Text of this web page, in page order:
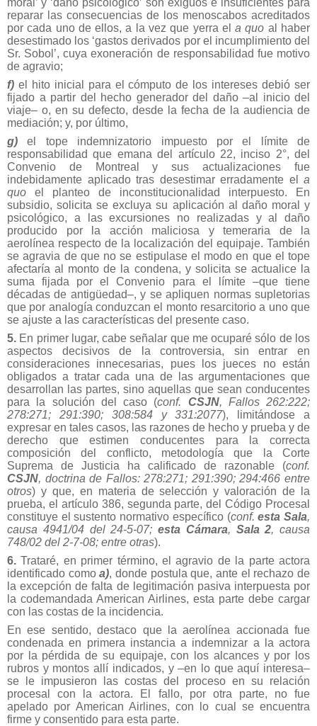
reparar las consecuencias de los menoscabos acreditados
por cada uno de ellos, a la vez que yerra ela quo al haber
desestimado los ‘gastos derivados por el incumplimiento del
Sr. Sobol’, cuya exoneración de responsabilidad fue motivo
de agravio;
f) el hito inicial para el cómputo de los intereses debió ser
fijado a partir del hecho generador del daño –al inicio del
viaje– o, en su defecto, desde la fecha de la audiencia de
mediación; y, por último,
g)el tope indemnizatorio impuesto por el límite de
responsabilidad que emana del artículo 22, inciso 2°, del
Convenio de Montreal y sus actualizaciones fue
indebidamente aplicado tras desestimar erradamente el a
quo el planteo de inconstitucionalidad interpuesto. En
subsidio, solicita se excluya su aplicación al daño moral y
psicológico, a las excursiones no realizadas y al daño
producido por la acción maliciosa y temeraria de la
aerolínea respecto de la localización del equipaje. También
se agravia de que no se estipulase el modo en que el tope
afectaría al monto de la condena, y solicita se actualice la
suma fijada por el Convenio para el límite –que tiene
décadas de antigüedad–, y se apliquen normas supletorias
que por analogía conduzcan el monto resarcitorio a uno que
se ajuste a las características del presente caso.
5. En primer lugar, cabe señalar que me ocuparé sólo de los
aspectos decisivos de la controversia, sin entrar en
consideraciones innecesarias, pues los jueces no están
obligados a tratar cada una de las argumentaciones que
desarrollan las partes, sino aquellas que sean conducentes
para la solución del caso (conf. CSJN, Fallos 262:222;
278:271; 291:390; 308:584 y 331:2077), limitándose a
expresar en tales casos, las razones de hecho y prueba y de
derecho que estimen conducentes para la correcta
composición del conflicto, metodología que la Corte
Suprema de Justicia ha calificado de razonable (conf.
CSJN, doctrina de Fallos: 278:271; 291:390; 294:466 entre
otros) y que, en materia de selección y valoración de la
prueba, el artículo 386, segunda parte, del Código Procesal
constituye el sustento normativo específico (conf.esta Sala,
causa 4941/04 del 24-5-07; esta Cámara, Sala 2, causa
748/02 del 2-7-08; entre otras).
6.Trataré, en primer término, el agravio de la parte actora
identificado comoa), donde postula que, ante el rechazo de
la excepción de falta de legitimación pasiva interpuesta por
la codemandada American Airlines, esta parte debe cargar
con las costas de la incidencia.
En ese sentido, destaco que la aerolínea accionada fue
condenada en primera instancia a indemnizar a la actora
por la pérdida de su equipaje, con los alcances y por los
rubros y montos allí indicados, y –en lo que aquí interesa–
se le impusieron las costas del proceso en su relación
procesal con la actora. El fallo, por otra parte, no fue
apelado por American Airlines, con lo cual se encuentra
firme y consentido para esta parte.